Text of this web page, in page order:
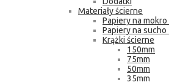
Materiały ścierne
Papiery na
Papiery na sucho
Krążki ścierne
150mm
75mm
50mm
35mm